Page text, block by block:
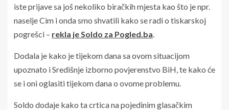
iste prijave sa još nekoliko biračkih mjesta kao što je npr.
naselje Cim i onda smo shvatili kako se radi o tiskarskoj
pogrešci – rekla je Soldo za Pogled.ba
Dodala je kako je tijekom dana sa ovom situacijom
upoznato i Središnje izborno povjerenstvo BiH, te kako će
se i oni oglasiti tijekom dana o ovome problemu.
Soldo dodaje kako ta crtica na pojedinim glasačkim